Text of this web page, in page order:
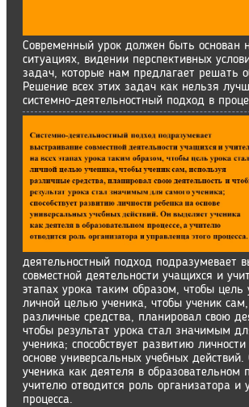
Современный урок должен быть основан
ситуациях, видении перспективных
задач, которые нам предлагает решать
Решение всех этих задач как нельзя
системно-деятельностный подход в
деятельностный подход подразумевает
совместной деятельности учащихся и
этапах урока таким образом, чтобы цель
личной целью ученика, чтобы ученик
различные средства, планировал свою
чтобы результат урока стал значимым
ученика; способствует развитию
основе универсальных учебных
ученика как деятеля в образовательном
учителю отводится роль организатора и
процесса.